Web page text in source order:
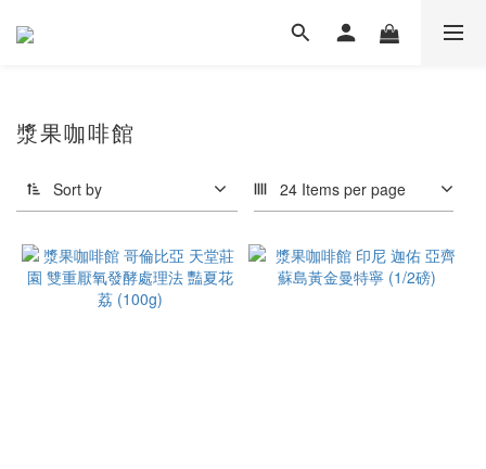
漿果咖啡館
Sort by 24 Items per page